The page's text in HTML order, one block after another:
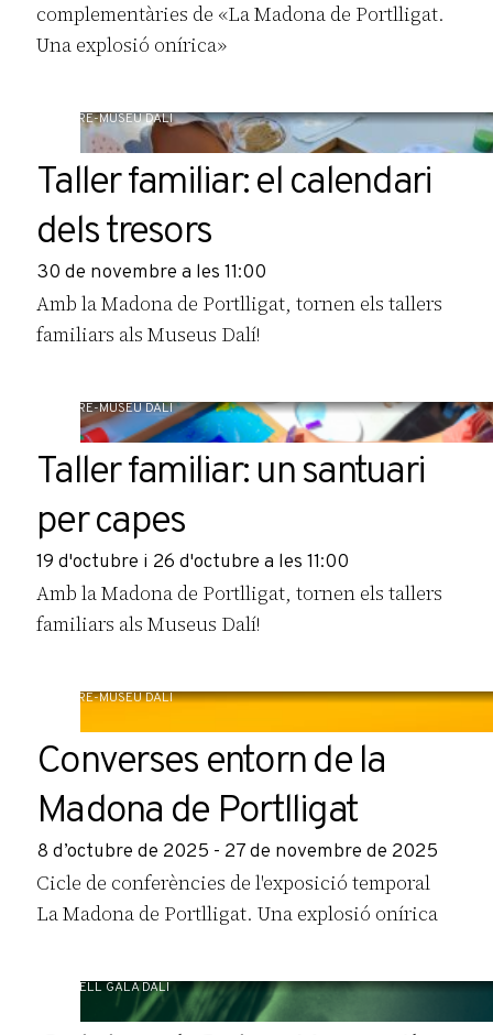
complementàries de «La Madona de Portlligat.
Una explosió onírica»
TEATRE-MUSEU DALÍ
Taller familiar: el calendari
dels tresors
30 de novembre a les 11:00
Amb la Madona de Portlligat, tornen els tallers
familiars als Museus Dalí!
TEATRE-MUSEU DALÍ
Taller familiar: un santuari
per capes
19 d'octubre i 26 d'octubre a les 11:00
Amb la Madona de Portlligat, tornen els tallers
familiars als Museus Dalí!
TEATRE-MUSEU DALÍ
Converses entorn de la
Madona de Portlligat
8 d’octubre de 2025 - 27 de novembre de 2025
Cicle de conferències de l'exposició temporal
La Madona de Portlligat. Una explosió onírica
CASTELL GALA DALÍ